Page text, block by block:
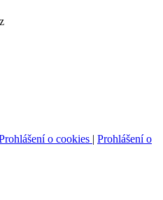
o cookies
Prohlášení o